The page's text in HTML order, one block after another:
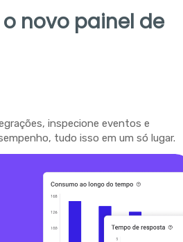
novo painel de
inspecione eventos e
tudo isso em um só lugar.